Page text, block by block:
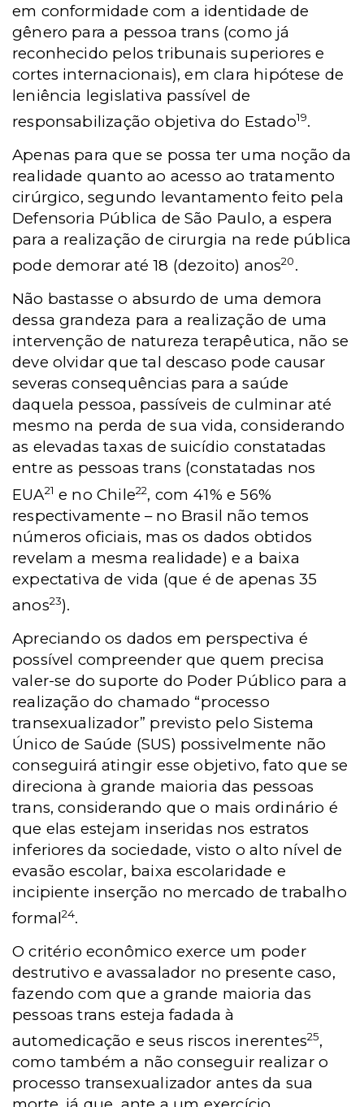
em conformidade com a identidade de
gênero para a pessoa trans (como já
reconhecido pelos tribunais superiores e
cortes internacionais), em clara hipótese de
leniência legislativa passível de
responsabilização objetiva do Estado19.
Apenas para que se possa ter uma noção da
realidade quanto ao acesso ao tratamento
cirúrgico, segundo levantamento feito pela
Defensoria Pública de São Paulo, a espera
para a realização de cirurgia na rede pública
pode demorar até 18 (dezoito) anos20.
Não bastasse o absurdo de uma demora
dessa grandeza para a realização de uma
intervenção de natureza terapêutica, não se
deve olvidar que tal descaso pode causar
severas consequências para a saúde
daquela pessoa, passíveis de culminar até
mesmo na perda de sua vida, considerando
as elevadas taxas de suicídio constatadas
entre as pessoas trans (constatadas nos
EUA21 e no Chile22, com 41% e 56%
respectivamente – no Brasil não temos
números oficiais, mas os dados obtidos
revelam a mesma realidade) e a baixa
expectativa de vida (que é de apenas 35
anos23).
Apreciando os dados em perspectiva é
possível compreender que quem precisa
valer-se do suporte do Poder Público para a
realização do chamado “processo
transexualizador” previsto pelo Sistema
Único de Saúde (SUS) possivelmente não
conseguirá atingir esse objetivo, fato que se
direciona à grande maioria das pessoas
trans, considerando que o mais ordinário é
que elas estejam inseridas nos estratos
inferiores da sociedade, visto o alto nível de
evasão escolar, baixa escolaridade e
incipiente inserção no mercado de trabalho
formal24.
O critério econômico exerce um poder
destrutivo e avassalador no presente caso,
fazendo com que a grande maioria das
pessoas trans esteja fadada à
automedicação e seus riscos inerentes25,
como também a não conseguir realizar o
processo transexualizador antes da sua